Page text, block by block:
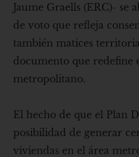
Jaume Graells (ERC)- se
de voto que refleja
también matices
documento que redefine
metropolitano.
El hecho de que el Plan
posibilidad de generar
viviendas en el área